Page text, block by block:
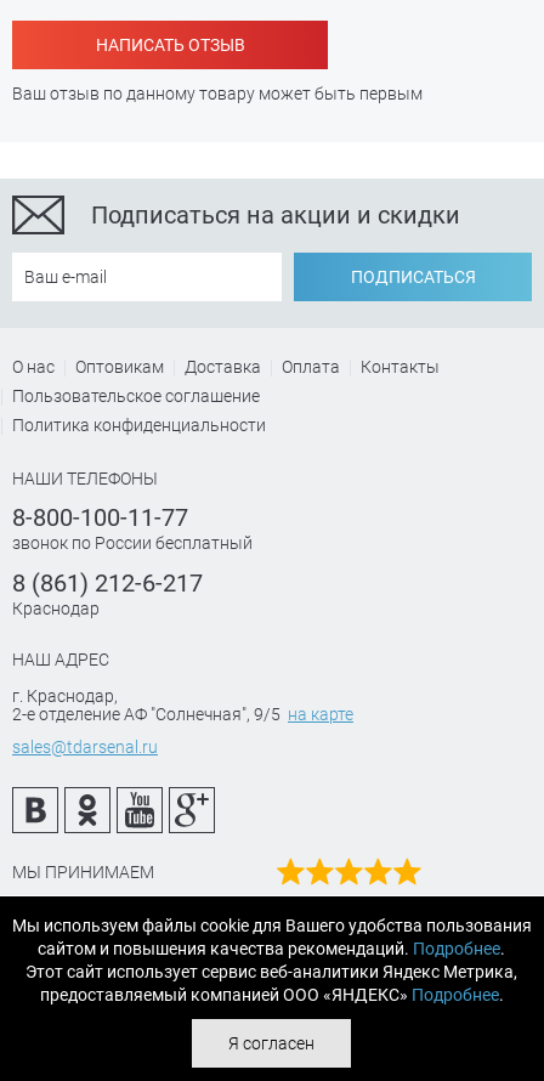
НАПИСАТЬ ОТЗЫВ
Ваш отзыв по данному товару может быть первым
Подписаться на акции и скидки
ПОДПИСАТЬСЯ
О нас Оптовикам Доставка Оплата
Контакты
Пользовательское соглашение
Политика конфиденциальности
НАШИ ТЕЛЕФОНЫ
8-800-100-11-77
звонок по России бесплатный
8 (861) 212-6-217
Краснодар
НАШ АДРЕС
г. Краснодар,
2-е отделение АФ "Солнечная", 9/5 на карте
sales@tdarsenal.ru
МЫ ПРИНИМАЕМ
на Яндекс маркет
Читайте отзывы
© 2007-2026 «АРСЕНАЛТРЕЙДИНГ Краснодар» строительные и
Мы используем файлы cookie для Вашего удобства пользования
сайтом и повышения качества рекомендаций. Подробнее.
Этот сайт использует сервис веб-аналитики Яндекс Метрика,
предоставляемый компанией ООО «ЯНДЕКС» Подробнее.
Я согласен